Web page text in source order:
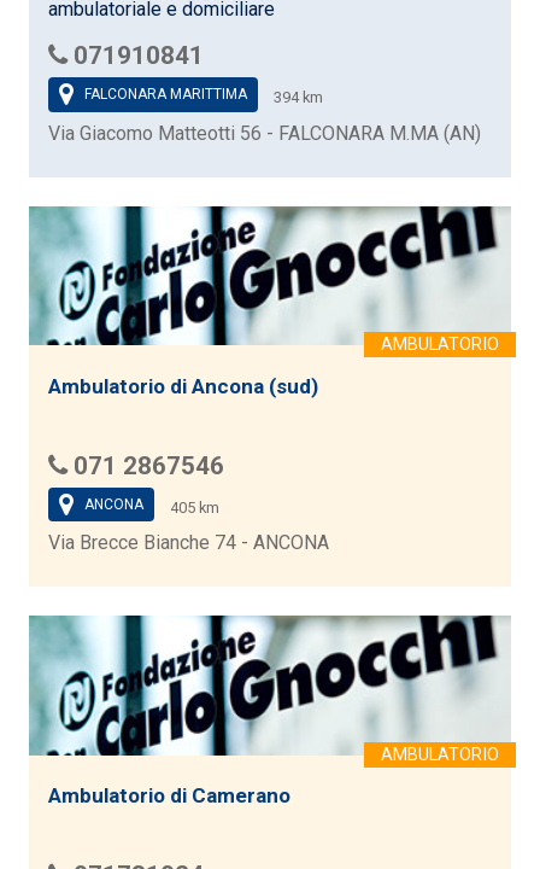
ambulatoriale e domiciliare
071910841
FALCONARA MARITTIMA 394 km
Via Giacomo Matteotti 56 - FALCONARA M.MA (AN)
Ambulatorio di Ancona (sud)
071 2867546
ANCONA 405 km
Via Brecce Bianche 74 - ANCONA
Ambulatorio di Camerano